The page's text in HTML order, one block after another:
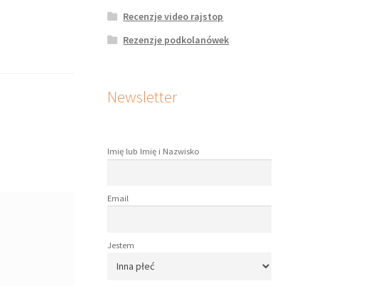
Recenzje video rajstop
Rezenzje podkolanówek
Newsletter
Imię lub Imię i Nazwisko
Email
Jestem